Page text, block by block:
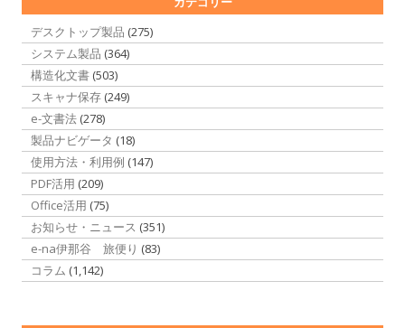
デスクトップ製品 (275)
システム製品 (364)
構造化文書 (503)
スキャナ保存 (249)
e-文書法 (278)
製品ナビゲータ (18)
使用方法・利用例 (147)
PDF活用 (209)
Office活用 (75)
お知らせ・ニュース (351)
e-na伊那谷 旅便り (83)
コラム (1,142)